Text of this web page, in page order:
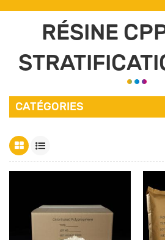
RÉSINE
CATÉGORIES